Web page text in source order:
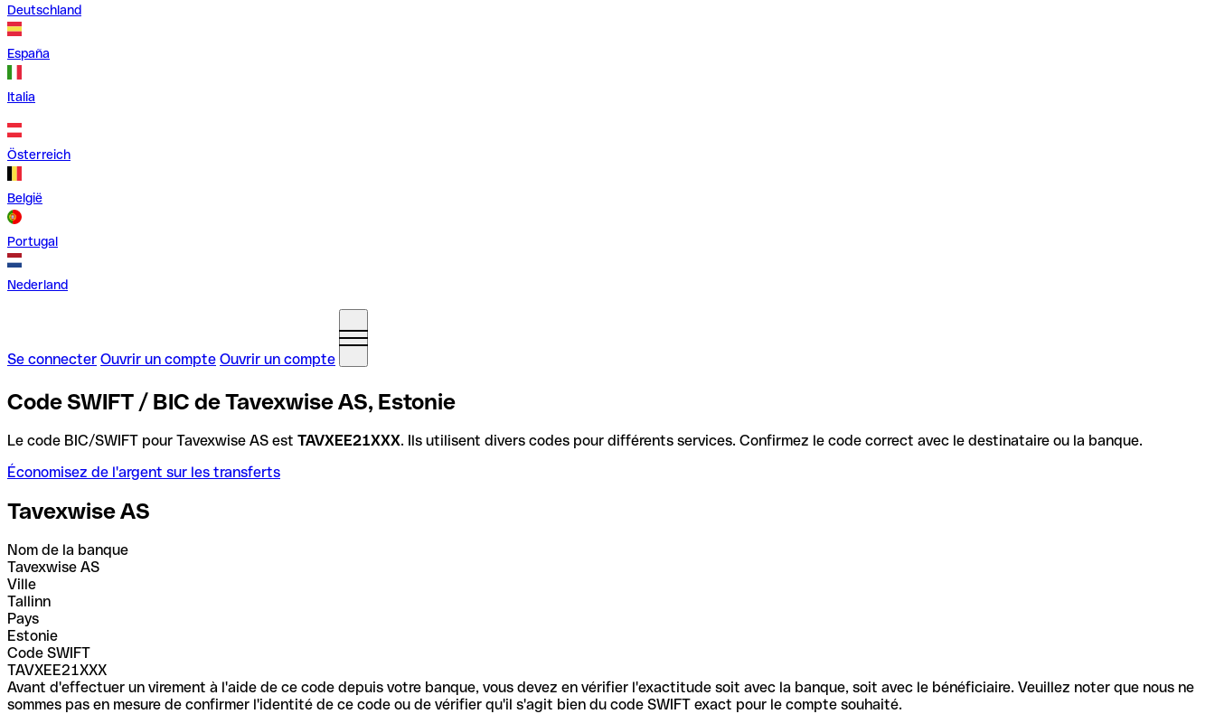
Deutschland
España
Italia
Österreich
België
Portugal
Nederland
Se connecter Ouvrir un compte Ouvrir un compte
Code SWIFT / BIC de Tavexwise AS, Estonie
Le code BIC/SWIFT pour Tavexwise AS est TAVXEE21XXX. Ils utilisent divers codes pour différents services. Confirmez le code correct avec le destinataire ou la banque.
Économisez de l'argent sur les transferts
Tavexwise AS
Nom de la banque
Tavexwise AS
Ville
Tallinn
Pays
Estonie
Code SWIFT
TAVXEE21XXX
Avant d'effectuer un virement à l'aide de ce code depuis votre banque, vous devez en vérifier l'exactitude soit avec la banque, soit avec le bénéficiaire. Veuillez noter que nous ne
sommes pas en mesure de confirmer l'identité de ce code ou de vérifier qu'il s'agit bien du code SWIFT exact pour le compte souhaité.